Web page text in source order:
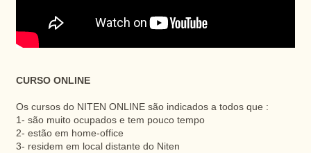
CURSO ONLINE
Os cursos do NITEN ONLINE são indicados a todos que :
1- são muito ocupados e tem pouco tempo
2- estão em home-office
3- residem em local distante do Niten